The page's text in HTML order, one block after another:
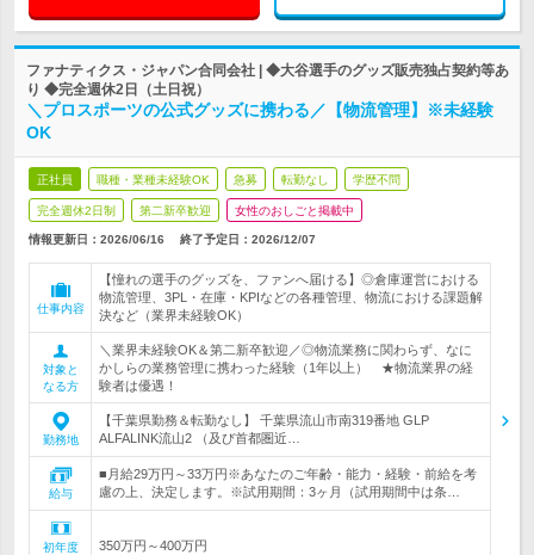
ファナティクス・ジャパン合同会社 | ◆大谷選手のグッズ販売独占契約等あ
り ◆完全週休2日（土日祝）
＼プロスポーツの公式グッズに携わる／【物流管理】※未経験
OK
正社員 職種・業種未経験OK 急募 転勤なし 学歴不問
完全週休2日制 第二新卒歓迎 女性のおしごと掲載中
情報更新日：2026/06/16 終了予定日： 2026/12/07
仕事内容
【憧れの選手のグッズを、ファンへ届ける】◎倉庫運営における
物流管理、3PL・在庫・KPIなどの各種管理、物流における課題解
決など（業界未経験OK）
対象と
なる方
＼業界未経験OK＆第二新卒歓迎／◎物流業務に関わらず、なに
かしらの業務管理に携わった経験（1年以上） ★物流業界の経
験者は優遇！
勤務地
【千葉県勤務＆転勤なし】 千葉県流山市南319番地 GLP
ALFALINK流山2 （及び首都圏近…
給与
■月給29万円～33万円※あなたのご年齢・能力・経験・前給を考
慮の上、決定します。※試用期間：3ヶ月（試用期間中は条…
初年度
350万円～400万円